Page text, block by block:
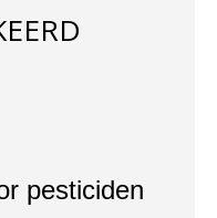
pesticiden